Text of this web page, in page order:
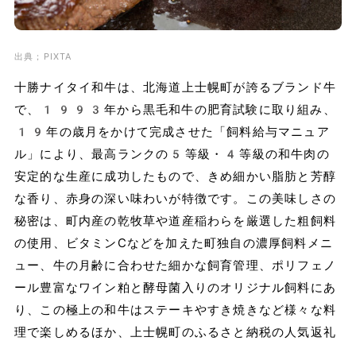
出典；PIXTA
十勝ナイタイ和牛は、北海道上士幌町が誇るブランド牛
で、1993年から黒毛和牛の肥育試験に取り組み、
19年の歳月をかけて完成させた「飼料給与マニュア
ル」により、最高ランクの5等級・4等級の和牛肉の
安定的な生産に成功したもので、きめ細かい脂肪と芳醇
な香り、赤身の深い味わいが特徴です。この美味しさの
秘密は、町内産の乾牧草や道産稲わらを厳選した粗飼料
の使用、ビタミンCなどを加えた町独自の濃厚飼料メニ
ュー、牛の月齢に合わせた細かな飼育管理、ポリフェノ
ール豊富なワイン粕と酵母菌入りのオリジナル飼料にあ
り、この極上の和牛はステーキやすき焼きなど様々な料
理で楽しめるほか、上士幌町のふるさと納税の人気返礼